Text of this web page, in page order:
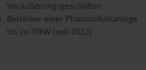
Veräußerungsgeschäften
Betreiber einer Photovoltaikanlage
bis zu 30kW (seit 2022)